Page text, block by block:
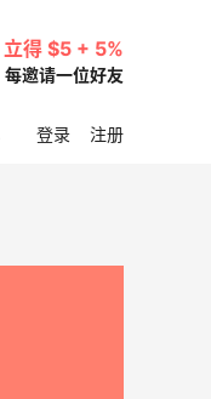
立得 $5 + 5%
每邀请一位好友
登录 注册